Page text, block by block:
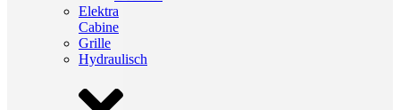
Elektra
Cabine
Grille
Hydraulisch